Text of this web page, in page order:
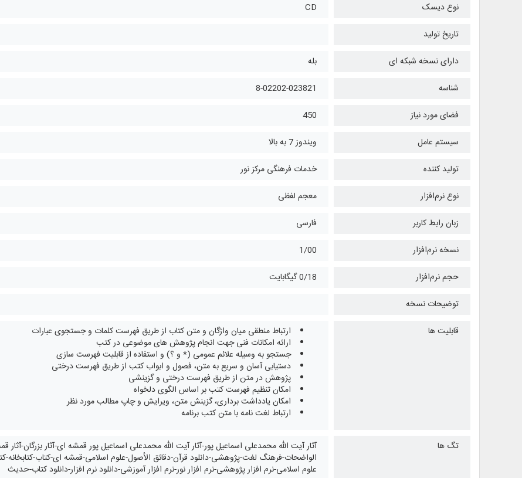
نوع دیسک
CD
تاریخ تولید
دارای نسخه شبکه ای
بله
شناسه
8-02202-023821
فضای مورد نیاز
450
سیستم عامل
ویندوز 7 به بالا
تولید کننده
خدمات فرهنگی مرکز نور
نوع نرم‌افزار
معجم لفظی
زبان رابط کاربر
فارسی
نسخه نرم‌افزار
1/00
حجم نرم‌افزار
0/18 گیگابایت
توضیحات نسخه
قابلیت ها
ارتباط منطقی میان واژگان و متن کتاب از طریق فهرست کلمات و جستجوی عبارات
ارائه امکانات فنی جهت انجام پژوهش های موضوعی در کتب
جستجو به وسیله علائم عمومی (* و ؟) و استفاده از قابلیت فهرست سازی
دستیابی آسان و سریع به متن، فصول و ابواب کتب از طریق فهرست درختی
پژوهش در متن از طریق فهرست درختی و گزینشی
امکان تنظیم فهرست کتب بر اساس الگوی دلخواه
امکان یادداشت برداری، گزینش متن، ویرایش و چاپ مطالب مورد نظر
ارتباط لغت نامه با متن کتب برنامه
تگ ها
آثار آیت الله محمدعلی اسماعیل پور-آثار آیت الله محمدعلی اسماعیل پور قمشه ای-آثار بزرگان-
الواضحات-فرهنگ لغت-پژوهشی-دانلود قرآن-دقائق الأصول-علوم اسلامی-قمشه ای-کتاب-کتابخانه-
علوم اسلامی-نرم افزار پژوهشی-نرم افزار نور-نرم افزار آموزشی-دانلود نرم افزار-دانلود کتاب-حدیث